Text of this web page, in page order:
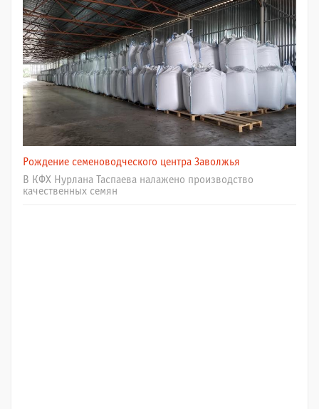
Рождение семеноводческого центра Заволжья
В КФХ Нурлана Таспаева налажено производство
качественных семян